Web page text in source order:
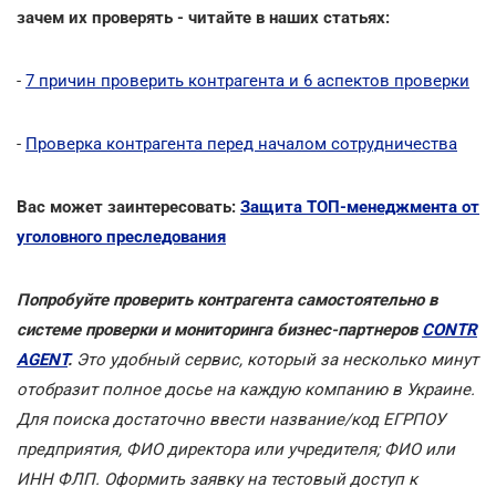
зачем их проверять - читайте в наших статьях:
- 7 причин проверить контрагента и 6 аспектов проверки
- Проверка контрагента перед началом сотрудничества
Вас может заинтересовать: Защита ТОП-менеджмента от
уголовного преследования
Попробуйте проверить контрагента самостоятельно в
системе проверки и мониторинга бизнес-партнеров CONTR
AGENT.Это удобный сервис, который за несколько минут
отобразит полное досье на каждую компанию в Украине.
Для поиска достаточно ввести название/код ЕГРПОУ
предприятия, ФИО директора или учредителя; ФИО или
ИНН ФЛП. Оформить заявку на тестовый доступ к